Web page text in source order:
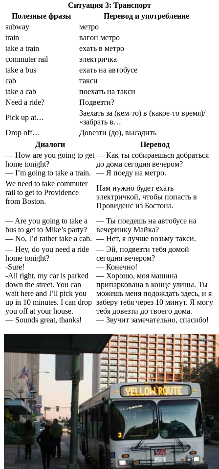
Ситуация 3: Транспорт
Полезные фразы
Перевод и употребление
subway
метро
train
вагон метро
take a train
ехать в метро
commuter rail
электричка
take a bus
ехать на автобусе
сab
такси
take a cab
поехать на такси
Need a ride?
Подвезти?
Pick up at…
Заехать за (кем-то) в (какое-то время)/
«забрать в…
Drop off…
Довезти (до), высадить
Диалоги
Перевод
— How are you going to get
home tonight?
— I’m going to take a train.
— Как ты собираешься добраться
до дома сегодня вечером?
— Я поеду на метро.
We need to take commuter
rail to get to Providence
from Boston.
—
Нам нужно будет ехать
электричкой, чтобы попасть в
Провиденс из Бостона.
— Are you going to take a
bus to get to Mike’s party?
— No, I’d rather take a cab.
— Ты поедешь на автобусе на
вечеринку Майка?
— Нет, я лучше возьму такси.
— Hey, do you need a ride
home tonight?
-Sure!
-All right, my car is parked
down the street. You can
wait here and I’ll pick you
up in 10 minutes. I can drop
you off at your house.
— Sounds great, thanks!
— Эй, подвезти тебя домой
сегодня вечером?
— Конечно!
— Хорошо, моя машина
припаркована в конце улицы. Ты
можешь меня подождать здесь, и я
заберу тебя через 10 минут. Я могу
тебя довезти до твоего дома.
— Звучит замечательно, спасибо!